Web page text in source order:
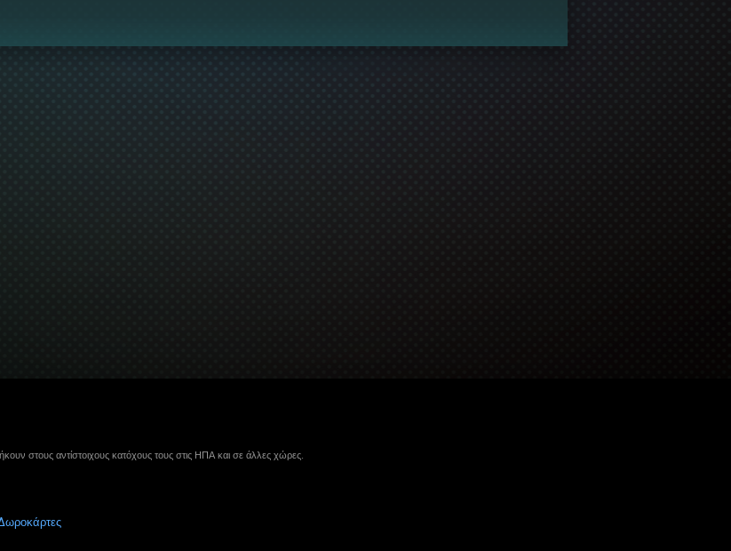
στους αντίστοιχους κατόχους τους στις ΗΠΑ και σε άλλες χώρες.